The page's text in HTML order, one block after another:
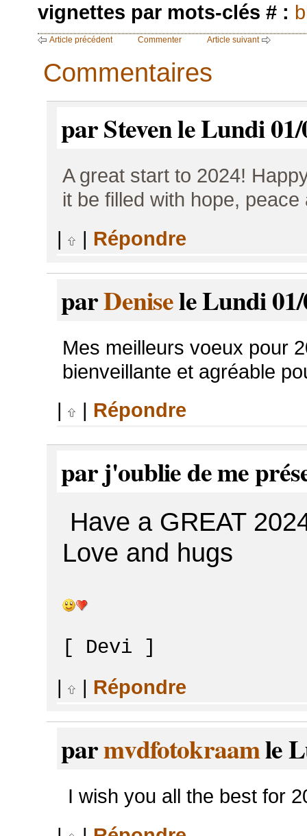
vignettes par mots-clés # :
Article précédent Commenter Article suivant
Commentaires
par Steven le Lundi
A great start to 2024!
it be filled with hope,
|
| Répondre
parDenisele Lundi
Mes meilleurs voeux pour
bienveillante et agréable
|
| Répondre
par j'oublie de me
Have a GREAT
Love and hugs
[ Devi ]
|
| Répondre
parmvdfotokraamle
I wish you all the best for